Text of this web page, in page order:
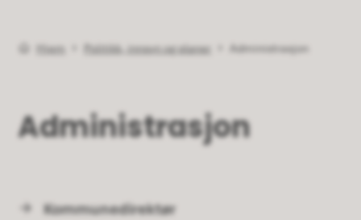
Du er her:
Hjem Politikk, innsyn og planer Administrasjon
Administrasjon
Kommunedirektør